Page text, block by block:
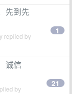
先到先
replied by
1
诚信
by
21